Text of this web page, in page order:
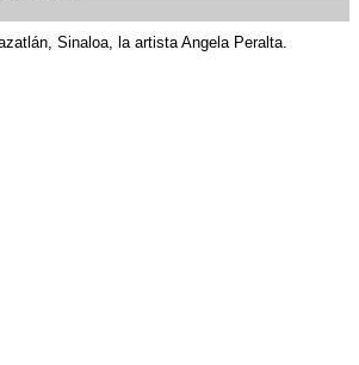
Sinaloa, la artista Angela Peralta.